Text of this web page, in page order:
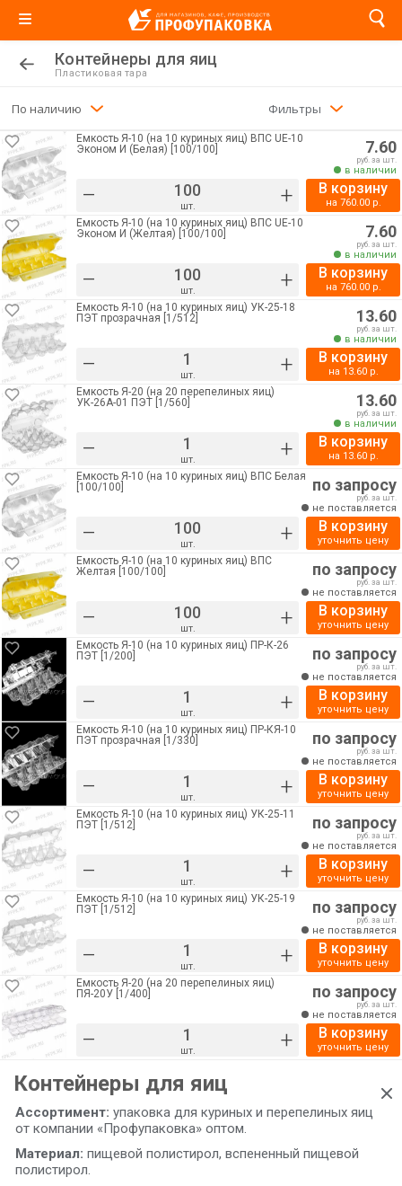
Контейнеры для яиц
Пластиковая тара
По наличию Фильтры
Емкость Я-10 (на 10 куриных яиц) ВПС UE-10
Эконом И (Белая) [100/100]
– шт. +
7.60
руб. за шт.
в наличии
В корзину
на 760.00р.
Емкость Я-10 (на 10 куриных яиц) ВПС UE-10
Эконом И (Желтая) [100/100]
– шт. +
7.60
руб. за шт.
в наличии
В корзину
на 760.00р.
Емкость Я-10 (на 10 куриных яиц) УК-25-18
ПЭТ прозрачная [1/512]
– шт. +
13.60
руб. за шт.
в наличии
В корзину
на 13.60р.
Емкость Я-20 (на 20 перепелиных яиц)
УК-26А-01 ПЭТ [1/560]
– шт. +
13.60
руб. за шт.
в наличии
В корзину
на 13.60р.
Емкость Я-10 (на 10 куриных яиц) ВПС Белая
[100/100]
– шт. +
по запросу
руб. за шт.
не поставляется
В корзину
уточнить цену
Емкость Я-10 (на 10 куриных яиц) ВПС
Желтая [100/100]
– шт. +
по запросу
руб. за шт.
не поставляется
В корзину
уточнить цену
Емкость Я-10 (на 10 куриных яиц) ПР-К-26
ПЭТ [1/200]
– шт. +
по запросу
руб. за шт.
не поставляется
В корзину
уточнить цену
Емкость Я-10 (на 10 куриных яиц) ПР-КЯ-10
ПЭТ прозрачная [1/330]
– шт. +
по запросу
руб. за шт.
не поставляется
В корзину
уточнить цену
Емкость Я-10 (на 10 куриных яиц) УК-25-11
ПЭТ [1/512]
– шт. +
по запросу
руб. за шт.
не поставляется
В корзину
уточнить цену
Емкость Я-10 (на 10 куриных яиц) УК-25-19
ПЭТ [1/512]
– шт. +
по запросу
руб. за шт.
не поставляется
В корзину
уточнить цену
Емкость Я-20 (на 20 перепелиных яиц)
ПЯ-20У [1/400]
– шт. +
по запросу
руб. за шт.
не поставляется
В корзину
уточнить цену
Контейнеры для яиц
Ассортимент: упаковка для куриных и перепелиных яиц
от компании «Профупаковка» оптом.
Материал: пищевой полистирол, вспененный пищевой
полистирол.